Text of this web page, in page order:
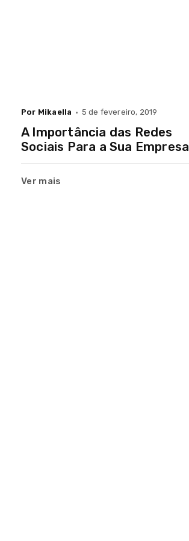
Por Mikaella 5 de fevereiro, 2019
A Importância das Redes
Sociais Para a Sua Empresa
Ver mais